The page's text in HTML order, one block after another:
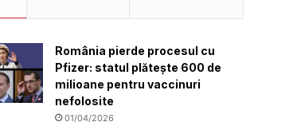
România pierde procesul cu
Pfizer: statul plătește 600 de
milioane pentru vaccinuri
nefolosite
01/04/2026